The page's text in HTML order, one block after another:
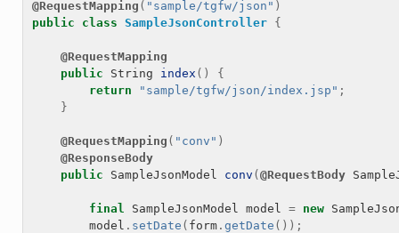
@RequestMapping ( "sample/tgfw/json" )
public
class SampleJsonController {
@RequestMapping
public
String index ()
{
return
"sample/tgfw/json/index.jsp" ;
}
@RequestMapping ( "conv" )
@ResponseBody
public
SampleJsonModel conv ( @RequestBody
final SampleJsonModel model = new
model . setDate ( form . getDate ());